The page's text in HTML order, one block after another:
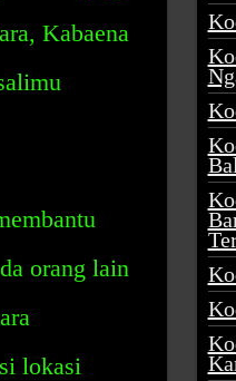
Kabaena
orang lain
lokasi